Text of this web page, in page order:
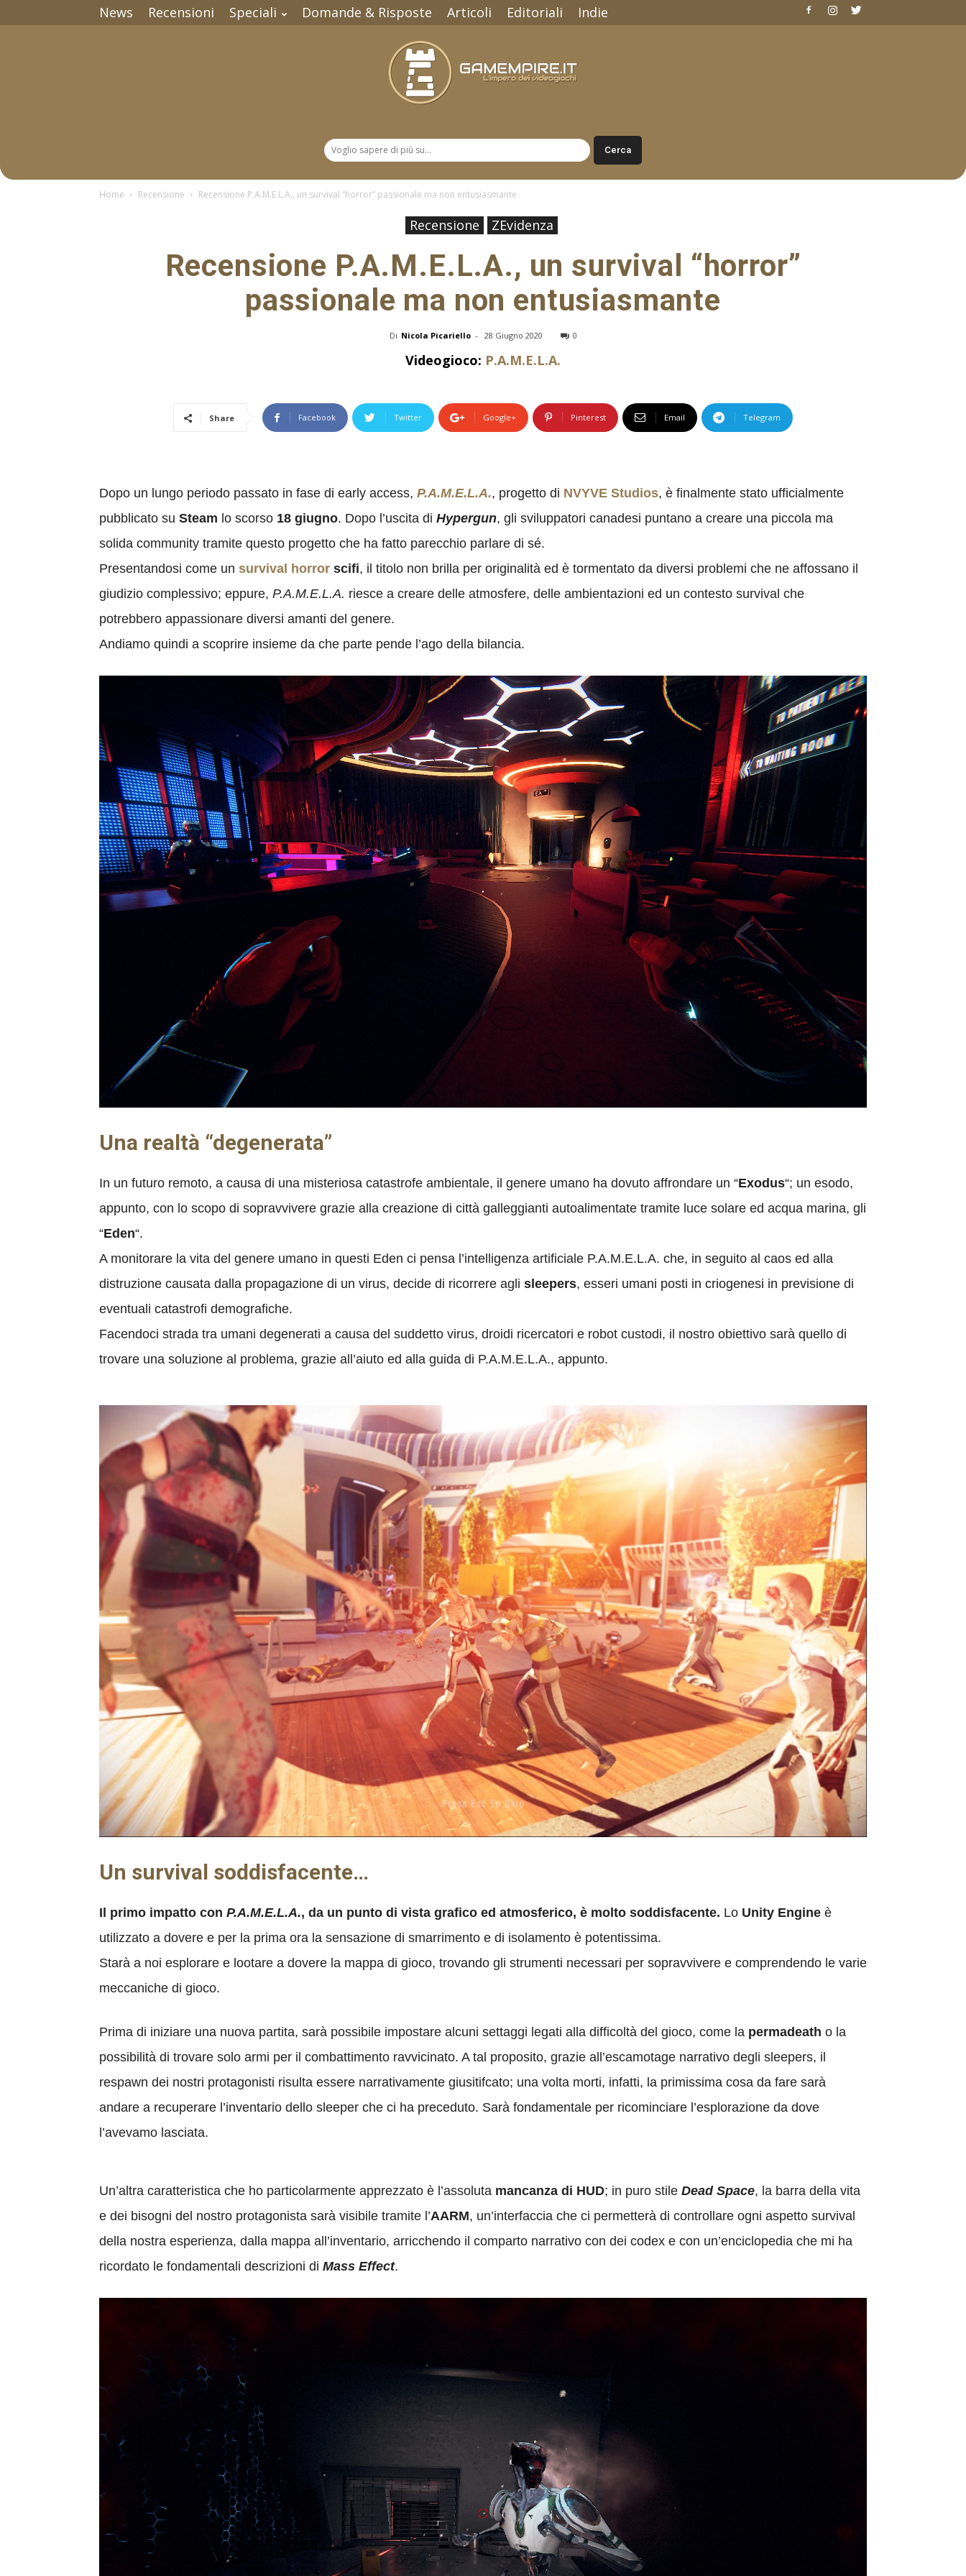
News Recensioni Speciali Domande & Risposte Articoli Editoriali Indie
Home Recensione Recensione P.A.M.E.L.A., un survival “horror” passionale ma non entusiasmante
Recensione ZEvidenza
Recensione P.A.M.E.L.A., un survival “horror”
passionale ma non entusiasmante
Di Nicola Picariello - 28 Giugno 2020 0
Videogioco: P.A.M.E.L.A.
Share Facebook Twitter Google+ Pinterest Email Telegram
Dopo un lungo periodo passato in fase di early access, P.A.M.E.L.A., progetto di NVYVE Studios, è finalmente stato ufficialmente
pubblicato su Steam lo scorso 18 giugno. Dopo l’uscita di Hypergun, gli sviluppatori canadesi puntano a creare una piccola ma
solida community tramite questo progetto che ha fatto parecchio parlare di sé.
Presentandosi come un survival horror scifi, il titolo non brilla per originalità ed è tormentato da diversi problemi che ne affossano il
giudizio complessivo; eppure, P.A.M.E.L.A. riesce a creare delle atmosfere, delle ambientazioni ed un contesto survival che
potrebbero appassionare diversi amanti del genere.
Andiamo quindi a scoprire insieme da che parte pende l’ago della bilancia.
Una realtà “degenerata”
In un futuro remoto, a causa di una misteriosa catastrofe ambientale, il genere umano ha dovuto affrondare un “Exodus“; un esodo,
appunto, con lo scopo di sopravvivere grazie alla creazione di città galleggianti autoalimentate tramite luce solare ed acqua marina, gli
“Eden“.
A monitorare la vita del genere umano in questi Eden ci pensa l’intelligenza artificiale P.A.M.E.L.A. che, in seguito al caos ed alla
distruzione causata dalla propagazione di un virus, decide di ricorrere agli sleepers, esseri umani posti in criogenesi in previsione di
eventuali catastrofi demografiche.
Facendoci strada tra umani degenerati a causa del suddetto virus, droidi ricercatori e robot custodi, il nostro obiettivo sarà quello di
trovare una soluzione al problema, grazie all’aiuto ed alla guida di P.A.M.E.L.A., appunto.
Un survival soddisfacente…
Il primo impatto con P.A.M.E.L.A., da un punto di vista grafico ed atmosferico, è molto soddisfacente. Lo Unity Engine è
utilizzato a dovere e per la prima ora la sensazione di smarrimento e di isolamento è potentissima.
Starà a noi esplorare e lootare a dovere la mappa di gioco, trovando gli strumenti necessari per sopravvivere e comprendendo le varie
meccaniche di gioco.
Prima di iniziare una nuova partita, sarà possibile impostare alcuni settaggi legati alla difficoltà del gioco, come la permadeath o la
possibilità di trovare solo armi per il combattimento ravvicinato. A tal proposito, grazie all’escamotage narrativo degli sleepers, il
respawn dei nostri protagonisti risulta essere narrativamente giusitifcato; una volta morti, infatti, la primissima cosa da fare sarà
andare a recuperare l’inventario dello sleeper che ci ha preceduto. Sarà fondamentale per ricominciare l’esplorazione da dove
l’avevamo lasciata.
Un’altra caratteristica che ho particolarmente apprezzato è l’assoluta mancanza di HUD; in puro stile Dead Space, la barra della vita
e dei bisogni del nostro protagonista sarà visibile tramite l’AARM, un’interfaccia che ci permetterà di controllare ogni aspetto survival
della nostra esperienza, dalla mappa all’inventario, arricchendo il comparto narrativo con dei codex e con un’enciclopedia che mi ha
ricordato le fondamentali descrizioni di Mass Effect.